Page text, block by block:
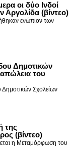
οι δύο Ινδοί
Αργολίδα (βίντεο)
ενώπιον των
Δημοτικών
του
Δημοτικών Σχολείων
της
(βίντεο)
η Μεταμόρφωση του